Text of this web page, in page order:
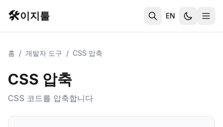
🛠️이지툴 EN
홈 / 개발자 도구 / CSS 압축
CSS 압축
CSS 코드를 압축합니다